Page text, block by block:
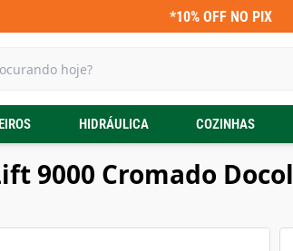
*10% OFF NO PIX
HIDRÁULICA COZINHAS
9000 Cromado Docol